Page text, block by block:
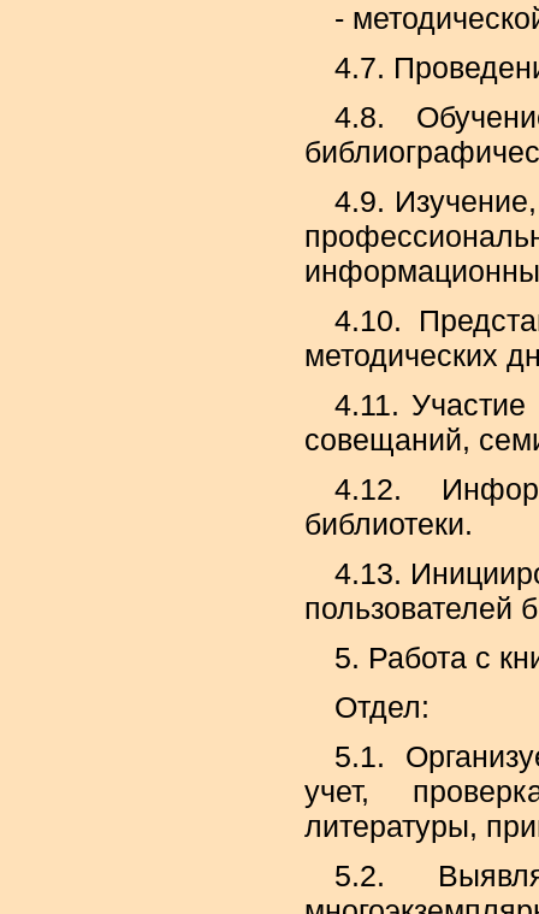
-
4.7.
4.8.
4.9.
4.10.
методических
4.11.
совещаний,
4.12.
библиотеки.
4.13.
пользователей
5. Работа с
Отдел:
5.1.
учет,
литературы,
5.2.